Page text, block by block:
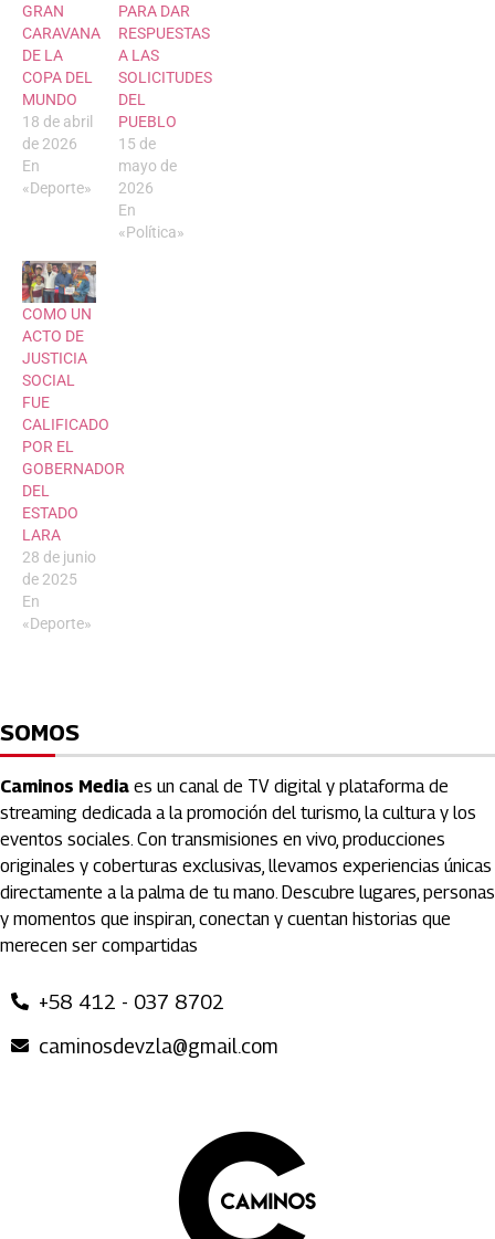
GRAN
CARAVANA
DE LA
COPA DEL
MUNDO
18 de abril
de 2026
En
«Deporte»
PARA DAR
RESPUESTAS
A LAS
SOLICITUDES
DEL
PUEBLO
15 de
mayo de
2026
En
«Política»
COMO UN
ACTO DE
JUSTICIA
SOCIAL
FUE
CALIFICADO
POR EL
GOBERNADOR
DEL
ESTADO
LARA
28 de junio
de 2025
En
«Deporte»
SOMOS
Caminos Media es un canal de TV digital y plataforma de
streaming dedicada a la promoción del turismo, la cultura y los
eventos sociales. Con transmisiones en vivo, producciones
originales y coberturas exclusivas, llevamos experiencias únicas
directamente a la palma de tu mano. Descubre lugares, personas
y momentos que inspiran, conectan y cuentan historias que
merecen ser compartidas
+58 412 - 037 8702
caminosdevzla@gmail.com